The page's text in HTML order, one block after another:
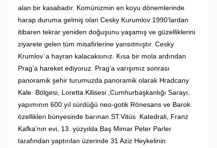
alan bir kasabadır. Komünizmin en koyu dönemlerinde
harap duruma gelmiş olan Cesky Kurumlov 1990’lardan
itibaren tekrar yeniden doğuşunu yaşamış ve güzelliklerini
ziyarete gelen tüm misafirlerine yansıtmıştır. Cesky
Krumlov`a hayran kalacaksınız. Kısa bir mola ardından
Prag’a hareket ediyoruz. Prag’a varışımız sonrası
panoramik şehir turumuzda panoramik olarak Hradcany
Kale Bölgesi, Loretta Kilisesi ,Cumhurbaşkanlığı Sarayı,
yapımının 600 yıl sürdüğü neo-gotik Rönesans ve Barok
özellikleri bünyesinde barınan ST.Vitüs Katedrali, Franz
Kafka’nın evi, 13. yüzyılda Baş Mimar Peter Parler
tarafından yaptırılan üzerinde 31 Aziz Heykelinin